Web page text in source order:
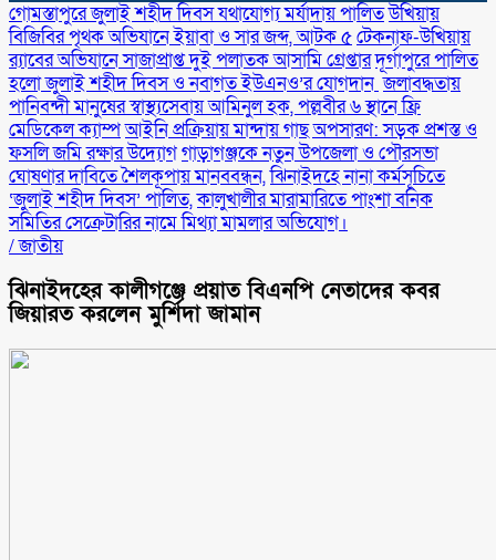
গোমস্তাপুরে জুলাই শহীদ দিবস যথাযোগ্য মর্যাদায় পালিতউখিয়ায়
বিজিবির পৃথক অভিযানে ইয়াবা ও সার জব্দ, আটক ৫টেকনাফ-উখিয়ায়
র‌্যাবের অভিযানে সাজাপ্রাপ্ত দুই পলাতক আসামি গ্রেপ্তার‎দূর্গাপুরে পালিত
হলো জুলাই শহীদ দিবস ও নবাগত ইউএনও’র যোগদান ‎ জলাবদ্ধতায়
পানিবন্দী মানুষের স্বাস্থ্যসেবায় আমিনুল হক, পল্লবীর ৬ স্থানে ফ্রি
মেডিকেল ক্যাম্পআইনি প্রক্রিয়ায় মান্দায় গাছ অপসারণ: সড়ক প্রশস্ত ও
ফসলি জমি রক্ষার উদ্যোগগাড়াগঞ্জকে নতুন উপজেলা ও পৌরসভা
ঘোষণার দাবিতে শৈলকূপায় মানববন্ধন,ঝিনাইদহে নানা কর্মসূচিতে
‘জুলাই শহীদ দিবস’ পালিত,কালুখালীর মারামারিতে পাংশা বনিক
সমিতির সেক্রেটারির নামে মিথ্যা মামলার অভিযোগ।
/জাতীয়
ঝিনাইদহের কালীগঞ্জে প্রয়াত বিএনপি নেতাদের কবর
জিয়ারত করলেন মুর্শিদা জামান